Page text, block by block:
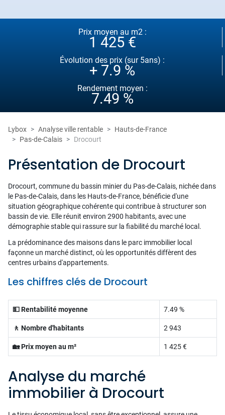
Prix moyen au m2 :
1 425 €
Évolution des prix (sur 5ans) :
+ 7.9 %
Rendement moyen :
7.49 %
Lybox Analyse ville rentable
Hauts-de-France
Pas-de-Calais
Drocourt
Présentation de Drocourt
Drocourt, commune du bassin minier du Pas-de-Calais, nichée dans
le Pas-de-Calais, dans les Hauts-de-France, bénéficie d'une
situation géographique cohérente qui contribue à structurer son
bassin de vie. Elle réunit environ 2900 habitants, avec une
démographie stable qui rassure sur la fiabilité du marché local.
La prédominance des maisons dans le parc immobilier local
façonne un marché distinct, où les opportunités diffèrent des
centres urbains d'appartements.
Les chiffres clés de Drocourt
💵 Rentabilité moyenne 7.49 %
🚶 Nombre d'habitants 2 943
🏡 Prix moyen au m² 1 425 €
Analyse du marché
immobilier à Drocourt